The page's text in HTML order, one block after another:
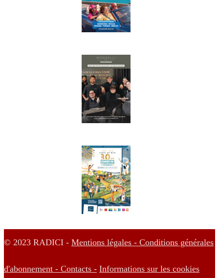
© 2023 RADICI - Mentions légales - Conditions générales
d'abonnement - Contacts - Informations sur les cookies